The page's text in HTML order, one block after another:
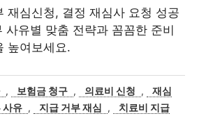
재심신청, 결정 재심사 요청 성공
사유별 맞춤 전략과 꼼꼼한 준비
높여보세요.
, 보험금 청구 , 의료비 신청 ,
재심
사유 , 지급 거부 재심 ,
치료비 지급